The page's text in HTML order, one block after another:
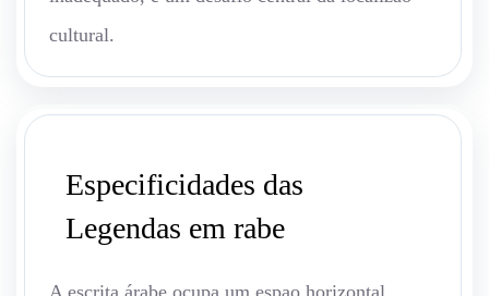
cultural.
Especificidades das
Legendas em rabe